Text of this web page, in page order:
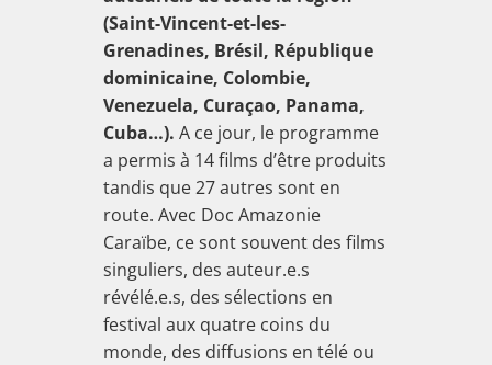
(Saint-Vincent-et-les-
Grenadines, Brésil, République
dominicaine, Colombie,
Venezuela, Curaçao, Panama,
Cuba…). A ce jour, le programme
a permis à 14 films d’être produits
tandis que 27 autres sont en
route. Avec Doc Amazonie
Caraïbe, ce sont souvent des films
singuliers, des auteur.e.s
révélé.e.s, des sélections en
festival aux quatre coins du
monde, des diffusions en télé ou